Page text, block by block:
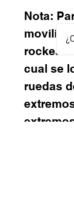
Nota:
rockear
cual se
ruedas